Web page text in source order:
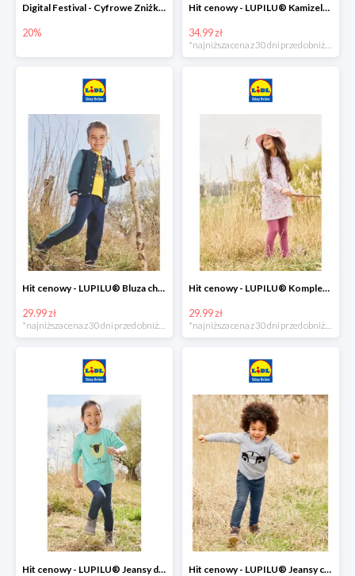
Digital Festival - Cyfrowe Zniżki Ubrania dla dzieci w Lidlu -20%
20%
Hit cenowy - LUPILU® Kamizelka pikowana dziewczęca
34.99 zł
Hit cenowy - LUPILU® Bluza chłopięca w stylu college
29.99 zł
*najniższa cena z 30 dni przed obniżką
Hit cenowy - LUPILU® Komplet dziewczęcy (sukienka + legginsy)
29.99 zł
*najniższa cena z 30 dni przed obniżką
Hit cenowy - LUPILU® Jeansy dziewczęce slim fit Hit cenowy - LUPILU® Jeansy chłopięce slim fit